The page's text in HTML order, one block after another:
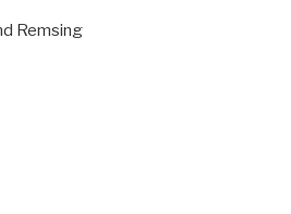
Remsing